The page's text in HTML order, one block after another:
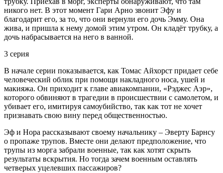
никого нет. В этот момент Гари Арно звонит Эфу и
благодарит его, за то, что они вернули его дочь Эмму. Она
жива, и пришла к нему домой этим утром. Он кладёт трубку, а
дочь набрасывается на него в ванной.
3 серия
В начале серии показывается, как Томас Айхорст придает себе
человеческий облик при помощи накладного носа, ушей и
макияжа. Он приходит к главе авиакомпании, «Рэджес Аэр»,
которого обвиняют в трагедии в происшествии с самолетом, и
убивает его, имитируя самоубийство, так как тот не хочет
признавать свою вину перед общественностью.
Эф и Нора рассказывают своему начальнику – Эверту Барнсу
о пропаже трупов. Вместе они делают предположение, что
трупы из морга забрали военные, так как хотят скрыть
результаты вскрытия. Но тогда зачем военным оставлять
четверых уцелевших пассажиров?